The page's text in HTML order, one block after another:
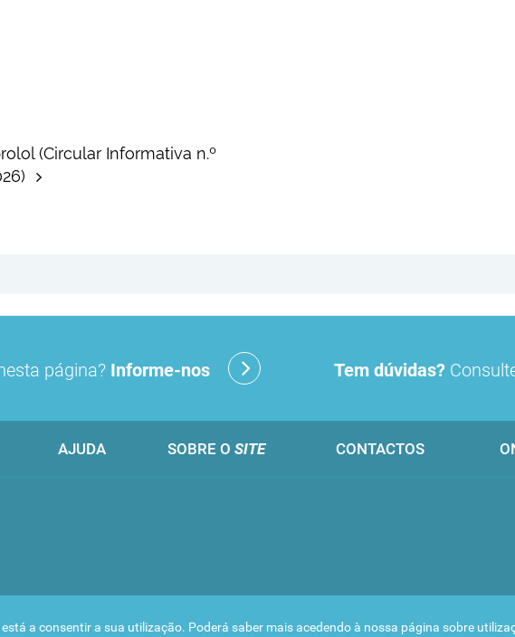
(Circular Informativa n.º
está a consentir a sua utilização. Poderá saber mais acedendo à nossa página sobre
página? Informe-nos Tem dúvidas?
AJUDA SOBRE O SITE CONTACTOS